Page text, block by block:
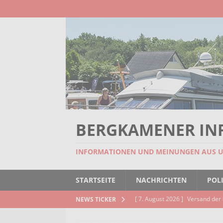
BERGKAMENER
INFORMATIONEN UND MEINUNGEN AUS
STARTSEITE NACHRICHTEN
NEWS TICKER [ 7. August 2026 ] Versand